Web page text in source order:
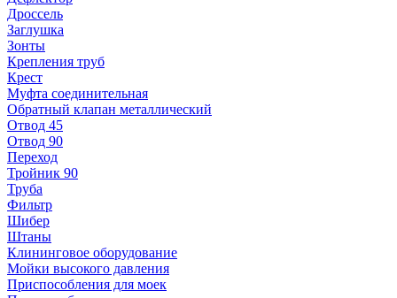
Дроссель
Заглушка
Зонты
Крепления труб
Крест
Муфта соединительная
Обратный клапан металлический
Отвод 45
Отвод 90
Переход
Тройник 90
Труба
Фильтр
Шибер
Штаны
Клининговое оборудование
Мойки высокого давления
Приспособления для моек